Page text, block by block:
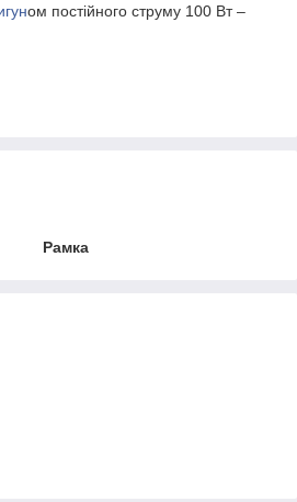
ом постійного струму 100 Вт –
Рамка